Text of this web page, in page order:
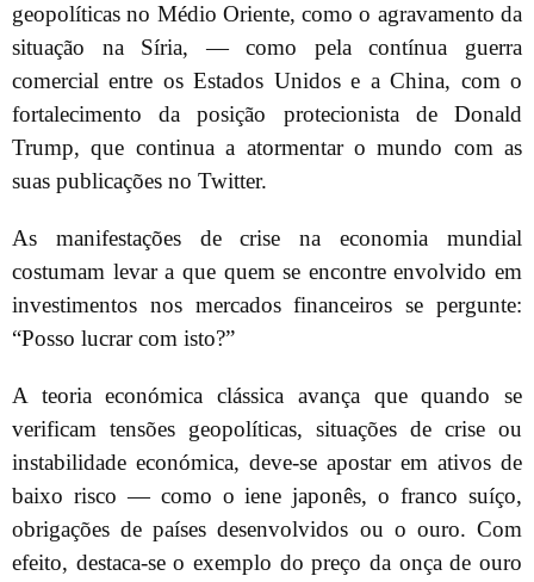
geopolíticas no Médio Oriente, como o agravamento da
situação na Síria, — como pela contínua guerra
comercial entre os Estados Unidos e a China, com o
fortalecimento da posição protecionista de Donald
Trump, que continua a atormentar o mundo com as
suas publicações no Twitter.
As manifestações de crise na economia mundial
costumam levar a que quem se encontre envolvido em
investimentos nos mercados financeiros se pergunte:
“Posso lucrar com isto?”
A teoria económica clássica avança que quando se
verificam tensões geopolíticas, situações de crise ou
instabilidade económica, deve-se apostar em ativos de
baixo risco — como o iene japonês, o franco suíço,
obrigações de países desenvolvidos ou o ouro. Com
efeito, destaca-se o exemplo do preço da onça de ouro